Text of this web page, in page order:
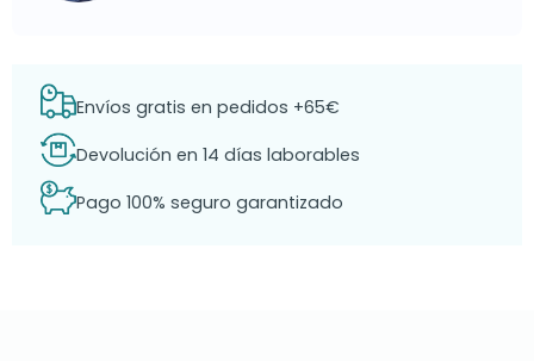
Envíos gratis en pedidos +65€
Devolución en 14 días laborables
Pago 100% seguro garantizado